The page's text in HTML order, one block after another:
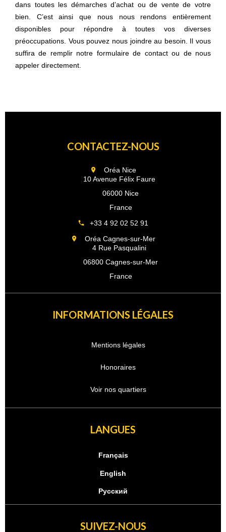
dans toutes les démarches d’achat ou de vente de votre
bien. C’est ainsi que nous nous rendons entièrement
disponibles pour répondre à toutes vos diverses
préoccupations. Vous pouvez nous joindre au besoin. Il vous
suffira de remplir notre formulaire de contactou de nous
appeler directement.
CONTACTEZ-NOUS
Oréa Nice
10 Avenue Félix Faure
06000 Nice
France
+33 4 92 02 52 91
Oréa Cagnes-sur-Mer
4 Rue Pasqualini
06800 Cagnes-sur-Mer
France
INFORMATIONS LÉGALES
Mentions légales
Honoraires
Voir nos quartiers
LANGUES
Français
English
Русский
SUIVEZ-NOUS